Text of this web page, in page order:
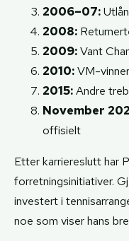
2006–07:
2008:
2009:Vant
2010:VM-
2015:Andre
November
offisielt
Etter karriereslutt har
forretningsinitiativer.
investert i
noe som viser hans